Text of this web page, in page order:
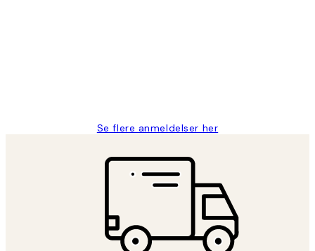
Se flere anmeldelser her